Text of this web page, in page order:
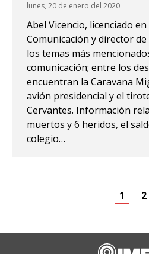
lunes, 20 de enero del 2020
Abel Vicencio, licenciado en
Comunicación y director
los temas más
comunicación; entre los
encuentran la Caravana
avión presidencial y el
Cervantes. Información
muertos y 6 heridos, el
colegio…
1 2